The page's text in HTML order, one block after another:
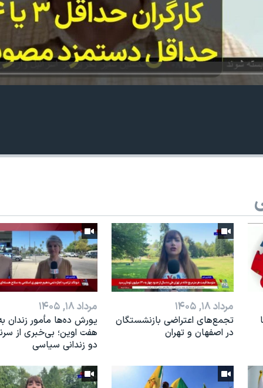
مرداد ۱۸, ۱۴۰۵
تجمع‌های اعتراضی بازنشستگان
در اصفهان و تهران
مرداد ۱۸, ۱۴۰۵
یورش ده‌ها مأمور زندان
هفت اوین؛ بی‌خبری از
دو زندانی سیاسی